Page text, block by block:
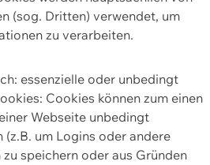
(sog. Dritten) verwendet, um
zu verarbeiten.
essenzielle oder unbedingt
Cookies können zum einen
Webseite unbedingt
um Logins oder andere
speichern oder aus Gründen